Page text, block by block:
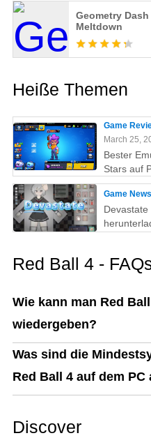
Geometry Dash
Meltdown
Heiße Themen
Game
March 25,
Bester
Stars auf
Game News
Play
Red Ball 4 -
Wie kann man Red
wiedergeben?
Was sind die
Red Ball 4 auf dem
Discover